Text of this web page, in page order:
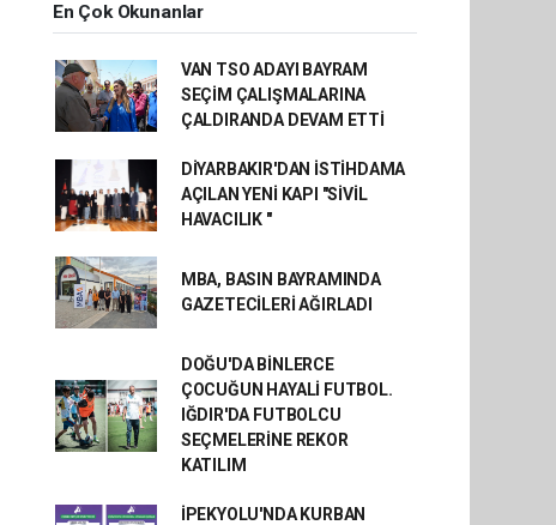
En Çok Okunanlar
VAN TSO ADAYI BAYRAM
SEÇİM ÇALIŞMALARINA
ÇALDIRANDA DEVAM ETTİ
DİYARBAKIR'DAN İSTİHDAMA
AÇILAN YENİ KAPI "SİVİL
HAVACILIK "
MBA, BASIN BAYRAMINDA
GAZETECİLERİ AĞIRLADI
DOĞU'DA BİNLERCE
ÇOCUĞUN HAYALİ FUTBOL.
IĞDIR'DA FUTBOLCU
SEÇMELERİNE REKOR
KATILIM
İPEKYOLU'NDA KURBAN